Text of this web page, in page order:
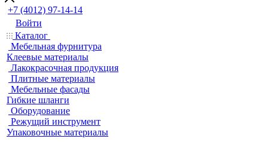
+7 (4012) 97-14-14
Войти
Каталог
Мебельная фурнитура
Клеевые материалы
Лакокрасочная продукция
Плитные материалы
Мебельные фасады
Гибкие шланги
Оборудование
Режущий инструмент
Упаковочные материалы